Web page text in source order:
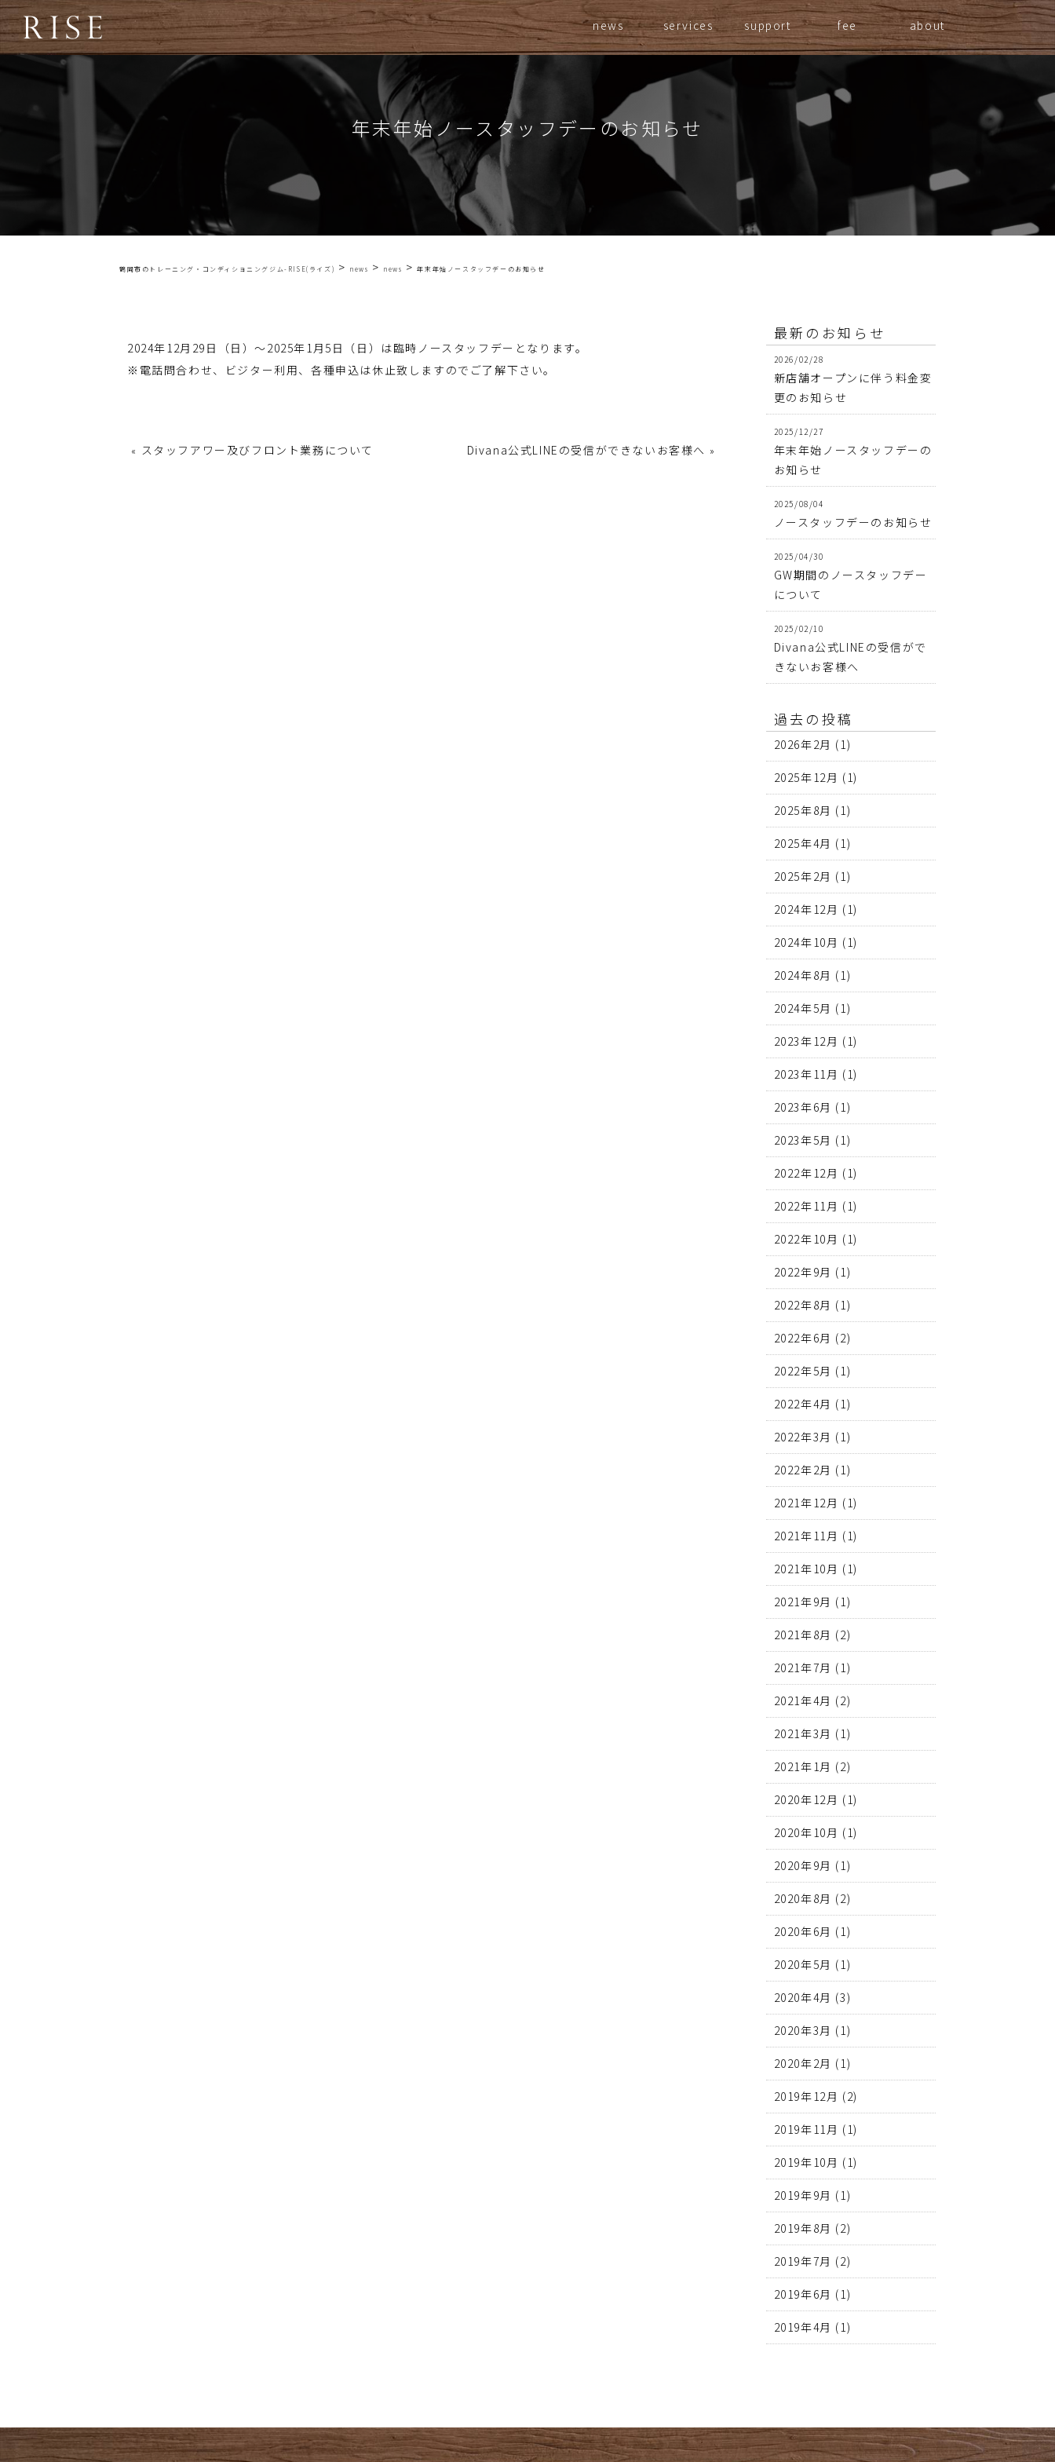
news services support fee about
年末年始ノースタッフデーのお知らせ
鶴岡市のトレーニング・コンディショニングジム-RISE(ライズ) > news > news >年末年始ノースタッフデーのお知らせ
2024年12月29日（日）～2025年1月5日（日）は臨時ノースタッフデーとなります。
※電話問合わせ、ビジター利用、各種申込は休止致しますのでご了解下さい。
« スタッフアワー及びフロント業務について Divana公式LINEの受信ができないお客様へ »
最新のお知らせ
2026/02/28
新店舗オープンに伴う料金変
更のお知らせ
2025/12/27
年末年始ノースタッフデーの
お知らせ
2025/08/04
ノースタッフデーのお知らせ
2025/04/30
GW期間のノースタッフデー
について
2025/02/10
Divana公式LINEの受信がで
きないお客様へ
過去の投稿
2026年2月 (1)
2025年12月 (1)
2025年8月 (1)
2025年4月 (1)
2025年2月 (1)
2024年12月 (1)
2024年10月 (1)
2024年8月 (1)
2024年5月 (1)
2023年12月 (1)
2023年11月 (1)
2023年6月 (1)
2023年5月 (1)
2022年12月 (1)
2022年11月 (1)
2022年10月 (1)
2022年9月 (1)
2022年8月 (1)
2022年6月 (2)
2022年5月 (1)
2022年4月 (1)
2022年3月 (1)
2022年2月 (1)
2021年12月 (1)
2021年11月 (1)
2021年10月 (1)
2021年9月 (1)
2021年8月 (2)
2021年7月 (1)
2021年4月 (2)
2021年3月 (1)
2021年1月 (2)
2020年12月 (1)
2020年10月 (1)
2020年9月 (1)
2020年8月 (2)
2020年6月 (1)
2020年5月 (1)
2020年4月 (3)
2020年3月 (1)
2020年2月 (1)
2019年12月 (2)
2019年11月 (1)
2019年10月 (1)
2019年9月 (1)
2019年8月 (2)
2019年7月 (2)
2019年6月 (1)
2019年4月 (1)